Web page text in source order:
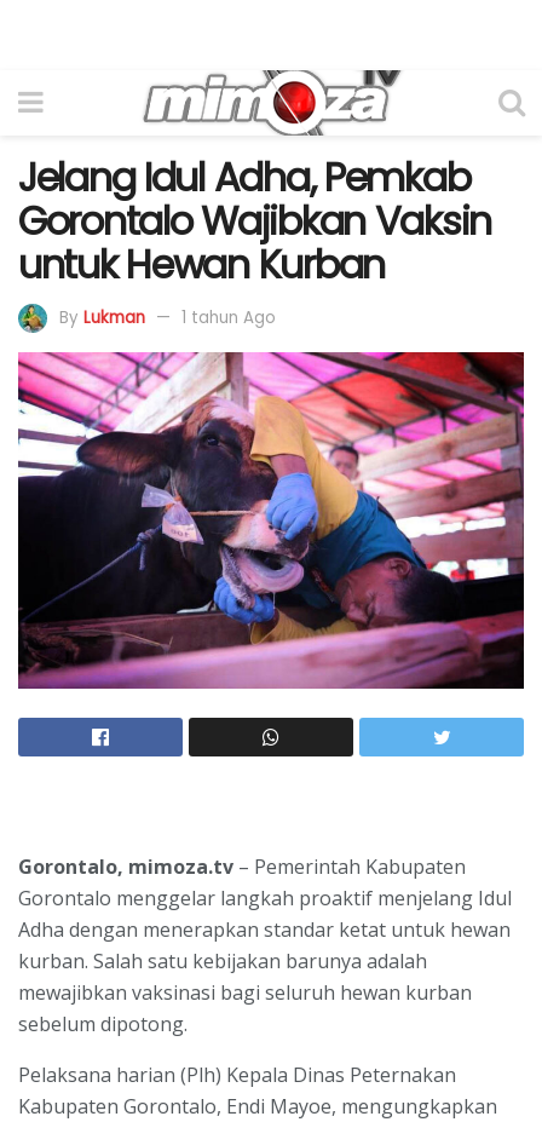
Jelang Idul Adha, Pemkab
Gorontalo Wajibkan Vaksin
untuk Hewan Kurban
By Lukman 1 tahun Ago
Gorontalo, mimoza.tv – Pemerintah Kabupaten
Gorontalo menggelar langkah proaktif menjelang Idul
Adha dengan menerapkan standar ketat untuk hewan
kurban. Salah satu kebijakan barunya adalah
mewajibkan vaksinasi bagi seluruh hewan kurban
sebelum dipotong.
Pelaksana harian (Plh) Kepala Dinas Peternakan
Kabupaten Gorontalo, Endi Mayoe, mengungkapkan